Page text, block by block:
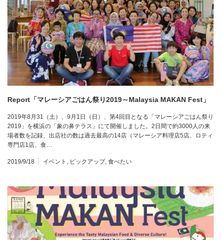
Report「マレーシアごはん祭り2019～Malaysia MAKAN Fest」
2019年8月31（土）、9月1日（日）、第4回目となる「マレーシアごはん祭り
2019」を横浜の「象の鼻テラス」にて開催しました。2日間で約3000人の来
場者数を記録、出店社の数は過去最高の14店（マレーシア料理店5店、ロティ
専門店1店、食…
2019/9/18 イベント , ピックアップ, 食べたい